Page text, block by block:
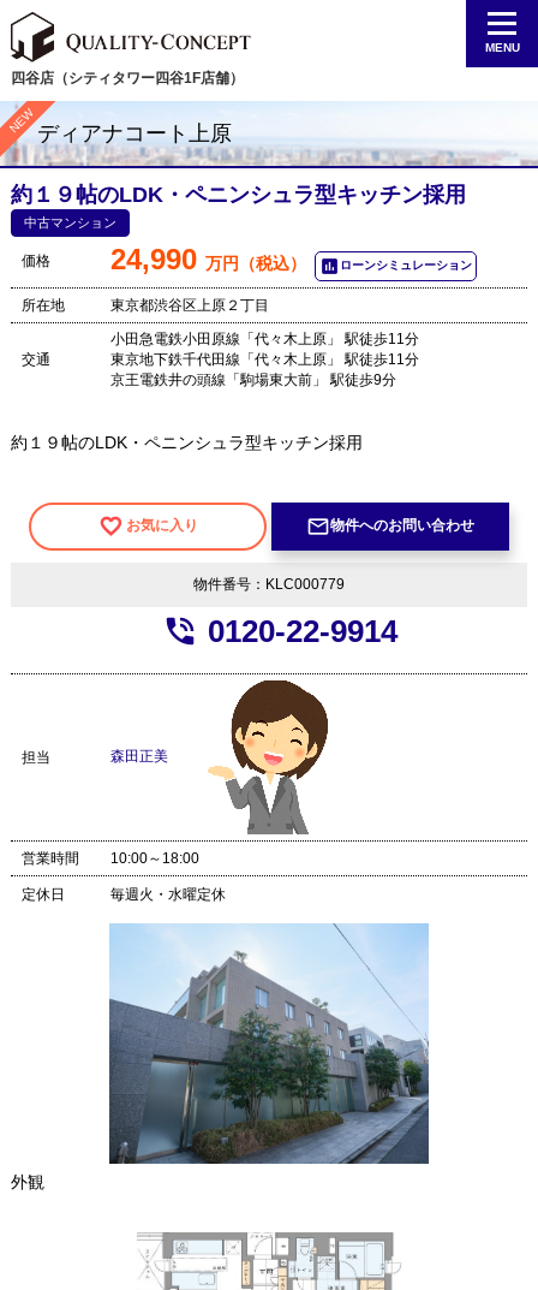
四谷店（シティタワー四谷1F店舗）
MENU
ディアナコート上原
約１９帖のLDK・ペニンシュラ型キッチン採用
中古マンション
価格 24,990 万円（税込） poll ローンシミュレーション
所在地 東京都渋谷区上原２丁目
交通
小田急電鉄小田原線「代々木上原」 駅徒歩11分
東京地下鉄千代田線「代々木上原」 駅徒歩11分
京王電鉄井の頭線「駒場東大前」 駅徒歩9分
約１９帖のLDK・ペニンシュラ型キッチン採用
お気に入り mail_outline物件へのお問い合わせ
物件番号：KLC000779
phone_in_talk 0120-22-9914
担当 森田正美
営業時間 10:00～18:00
定休日 毎週火・水曜定休
外観